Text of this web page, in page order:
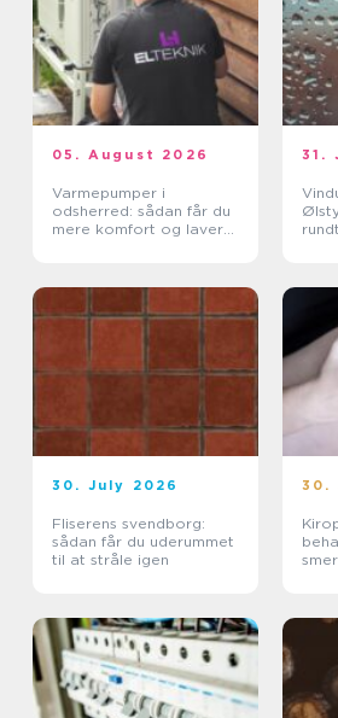
05. August 2026
Varmepumper i
odsherred: sådan får du
mere komfort og lavere
31.
rundt
30. July 2026
Fliserens svendborg:
sådan får du uderummet
til at stråle igen
30.